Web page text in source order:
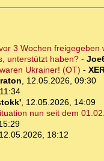
3 Wochen freigegeben
unterstützt haben?-
Ukrainer! (OT) -
, 12.05.2026, 09:30
, 12.05.2026, 14:09
nun seit dem
12.05.2026, 18:12